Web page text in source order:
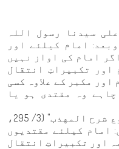
سيدنا رسول اللہ
امام کیلئے اور
امام کی اواز نہیں
اور تکبیراتِ انتقال
مکبر کے علاوہ کسی
وہ مقتدی ہو یا
امام نووی رحمہ اللہ "المجموع شرح المهذب" (3/ 295،
امام کیلئے مقتدیوں
اور تکبیراتِ انتقال